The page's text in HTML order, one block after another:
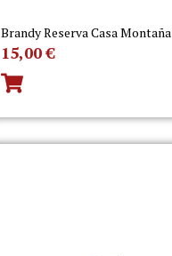
Brandy Reserva Casa Montaña
15,00€